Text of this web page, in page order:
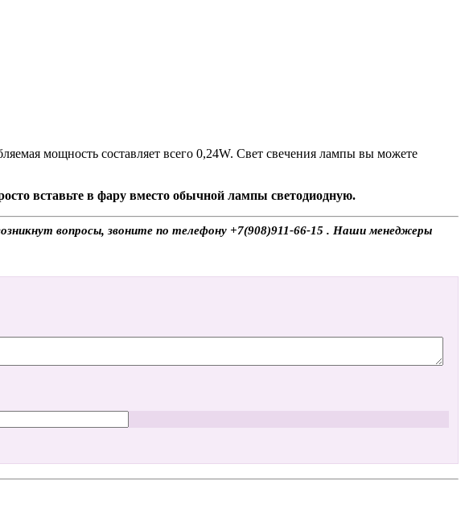
мощность составляет всего 0,24W. Свет свечения лампы вы можете
вставьте в фару вместо обычной лампы светодиодную.
вопросы, звоните по телефону +7(908)911-66-15 . Наши менеджеры